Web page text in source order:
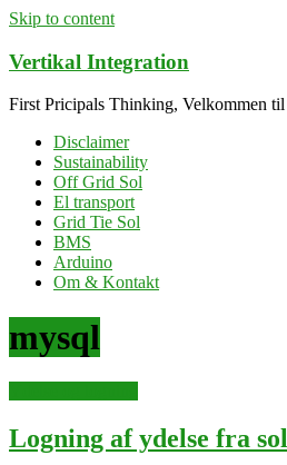
Skip to content
Vertikal Integration
First Pricipals Thinking, Velkommen
Disclaimer
Sustainability
Off Grid Sol
El transport
Grid Tie Sol
BMS
Arduino
Om & Kontakt
mysql
Logning af ydelse fra